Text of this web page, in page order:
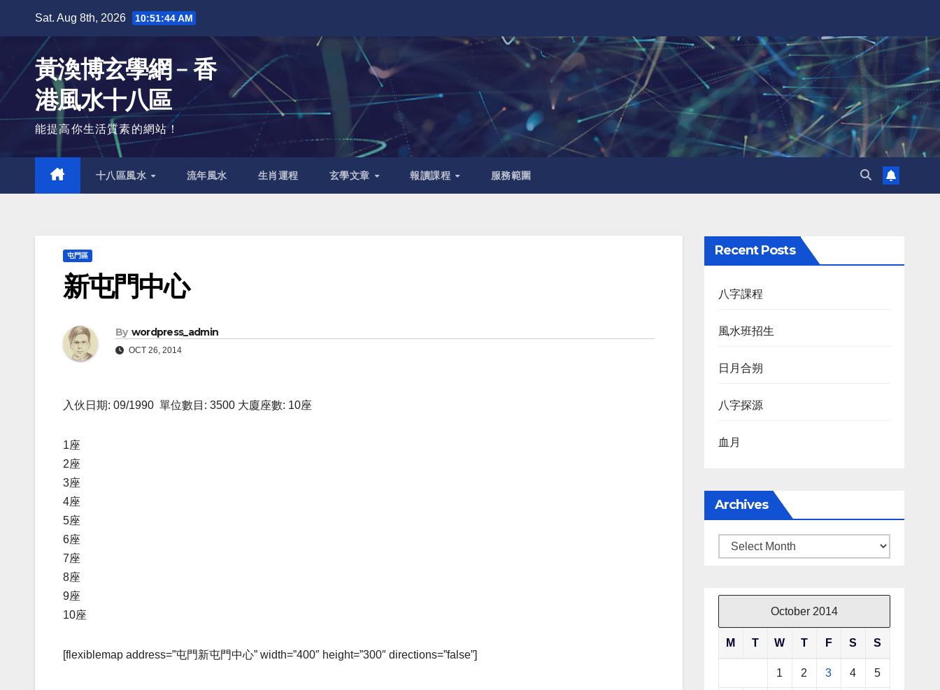
content
Sat. Aug 8th, 2026 10:51:45 AM
黃渙博玄學網﹣香
港風水十八區
能提高你生活質素的網站！
十八區風水 流年風水 生肖運程 玄學文章 報讀課程 服務範圍
屯門區
新屯門中心
By wordpress_admin
OCT 26, 2014
入伙日期: 09/1990 單位數目: 3500 大廈座數: 10座
1座
2座
3座
4座
5座
6座
7座
8座
9座
10座
[flexiblemap address=”屯門新屯門中心” width=”400″ height=”300″ directions=”false”]
Recent Posts
八字課程
風水班招生
日月合朔
八字探源
血月
Archives
Archives
October 2014
M T W T F S S
1 2 3 4 5